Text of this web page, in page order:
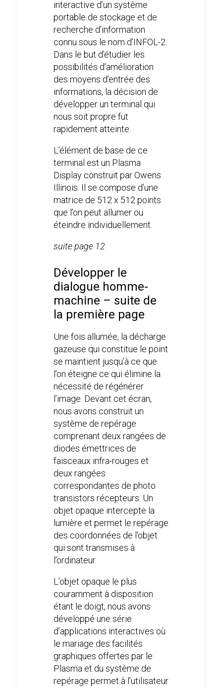
interactive d’un système
portable de stockage et de
recherche d’information
connu sous le nom d’INFOL-2.
Dans le but d’étudier les
possibilités d’amélioration
des moyens d’entrée des
informations, la décision de
développer un terminal qui
nous soit propre fut
rapidement atteinte.
L’élément de base de ce
terminal est un Plasma
Display construit par Owens
Illinois. Il se compose d’une
matrice de 512 x 512 points
que l’on peut allumer ou
éteindre individuellement.
suite page 12
Développer le
dialogue homme-
machine – suite de
la première page
Une fois allumée, la décharge
gazeuse qui constitue le point
se maintient jusqu’à ce que
l’on éteigne ce qui élimine la
nécessité de régénérer
l’image. Devant cet écran,
nous avons construit un
système de repérage
comprenant deux rangées de
diodes émettrices de
faisceaux infra-rouges et
deux rangées
correspondantes de photo
transistors récepteurs. Un
objet opaque intercepte la
lumière et permet le repérage
des coordonnées de l’objet
qui sont transmises à
l’ordinateur.
L’objet opaque le plus
couramment à disposition
étant le doigt, nous avons
développé une série
d’applications interactives où
le mariage des facilités
graphiques offertes par le
Plasma et du système de
repérage permet à l’utilisateur